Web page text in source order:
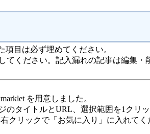
項目は必ず埋めてください。
てください。記入漏れの記事は編集・
を用意しました。
のタイトルとURL、選択範囲を1クリ
クリックで「お気に入り」に入れてく